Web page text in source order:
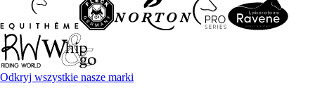
Odkryj wszystkie nasze marki